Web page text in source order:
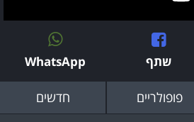
שתף WhatsApp
פופולריים חדשים